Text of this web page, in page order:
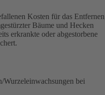
Kosten für das
Bäume und Hecken
erkrankte oder abgestorbene
Wurzeleinwachsungen bei